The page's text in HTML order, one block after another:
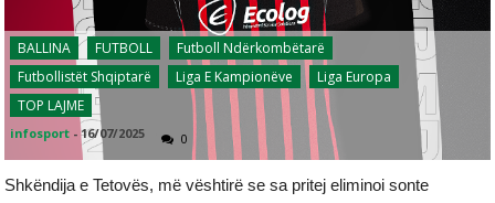
BALLINA FUTBOLL
Futboll Ndërkombëtarë
Futbollistët Shqiptarë
Liga E Kampionëve
Liga Europa
TOP LAJME
infosport -16/07/2025 0
Shkëndija e Tetovës, më vështirë se sa pritej eliminoi sonte